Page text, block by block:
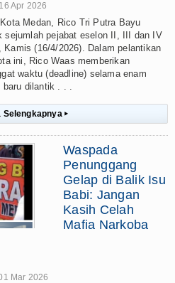
Apr 2026
Medan, Rico Tri Putra Bayu
sejumlah pejabat eselon II, III dan IV
(16/4/2026). Dalam pelantikan
ini, Rico Waas memberikan
waktu (deadline) selama enam
baru dilantik . . .
Selengkapnya ▸
Waspada
Penunggang
Gelap di Balik Isu
Babi: Jangan
Kasih Celah
Mafia Narkoba
Mar 2026